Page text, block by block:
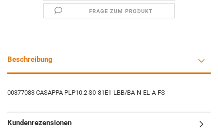
FRAGE ZUM PRODUKT
Beschreibung
00377083 CASAPPA PLP10.2 S0-81E1-LBB/BA-N-EL-A-FS
Kundenrezensionen